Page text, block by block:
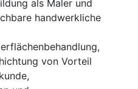
als Maler und
handwerkliche
von Vorteil